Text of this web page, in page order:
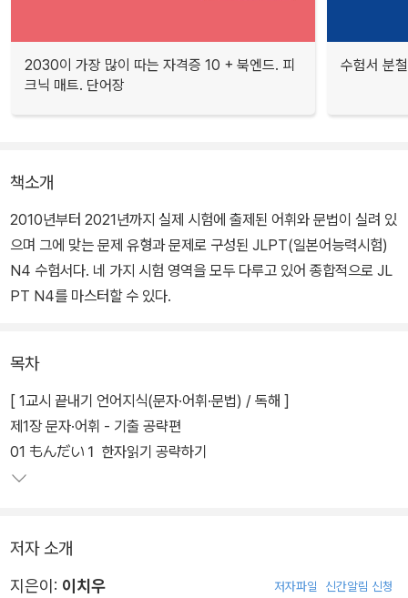
2030이 가장 많이 따는 자격증 10 + 북엔드. 피
크닉 매트. 단어장
수험서 분
책소개
2010년부터 2021년까지 실제 시험에 출제된 어휘와 문법이 실려 있
으며 그에 맞는 문제 유형과 문제로 구성된 JLPT(일본어능력시험)
N4 수험서다. 네 가지 시험 영역을 모두 다루고 있어 종합적으로 JL
PT N4를 마스터할 수 있다.
목차
[ 1교시 끝내기 언어지식(문자·어휘·문법) / 독해 ]
제1장 문자·어휘 - 기출 공략편
01 もんだい１ 한자읽기 공략하기
저자 소개
지은이: 이치우 저자파일 신간알림 신청